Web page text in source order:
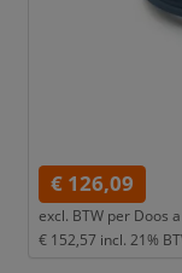
€ 126,09
excl. BTW per Doos
€ 152,57 incl. 21%